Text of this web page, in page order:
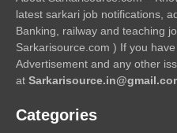
latest sarkari job notifications,
Banking, railway and teaching
Sarkarisource.com ) If you
Advertisement and any other
at
Categories